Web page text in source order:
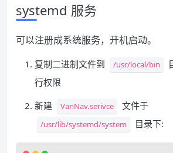
systemd 服务
可以注册成系统服务，开机启动。
复制二进制文件到 /usr/local/bin
行权限
新建
VanNav.serivce 文件于
/usr/lib/systemd/system 目录下: